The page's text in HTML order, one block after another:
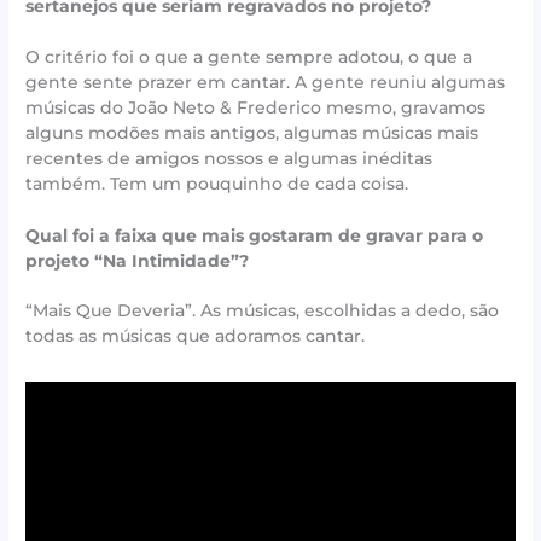
sertanejos que seriam regravados no projeto?
O critério foi o que a gente sempre adotou, o que a
gente sente prazer em cantar. A gente reuniu algumas
músicas do João Neto & Frederico mesmo, gravamos
alguns modões mais antigos, algumas músicas mais
recentes de amigos nossos e algumas inéditas
também. Tem um pouquinho de cada coisa.
Qual foi a faixa que mais gostaram de gravar para o
projeto “Na Intimidade”?
“Mais Que Deveria”. As músicas, escolhidas a dedo, são
todas as músicas que adoramos cantar.